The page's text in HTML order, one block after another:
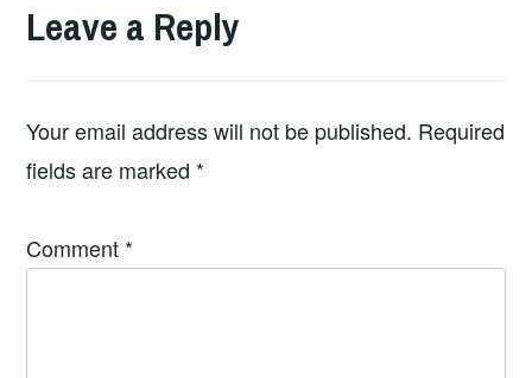
Leave a Reply
Your email address will not be published. Required
fields are marked *
Comment *